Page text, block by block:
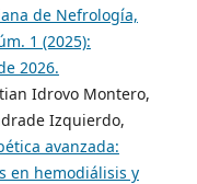
de Nefrología,
1 (2025):
2026.
Idrovo Montero,
Izquierdo,
avanzada:
en hemodiálisis y